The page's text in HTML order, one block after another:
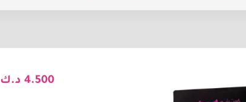
4.500 د.ك